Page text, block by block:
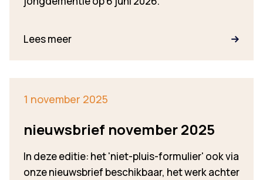
Lees meer
1 november 2025
nieuwsbrief november 2025
In deze editie: het 'niet-pluis-formulier' ook via
onze nieuwsbrief beschikbaar, het werk achter